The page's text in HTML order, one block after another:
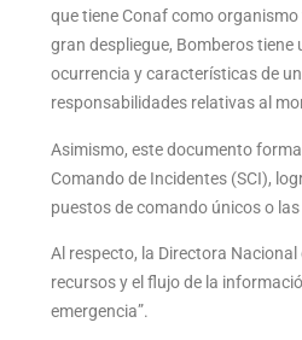
que tiene Conaf como
gran despliegue, Bomberos
ocurrencia y características de
responsabilidades relativas al
Asimismo, este documento
Comando de Incidentes (SCI),
puestos de comando únicos o
Al respecto, la Directora Nacional
recursos y el flujo de la
emergencia”.